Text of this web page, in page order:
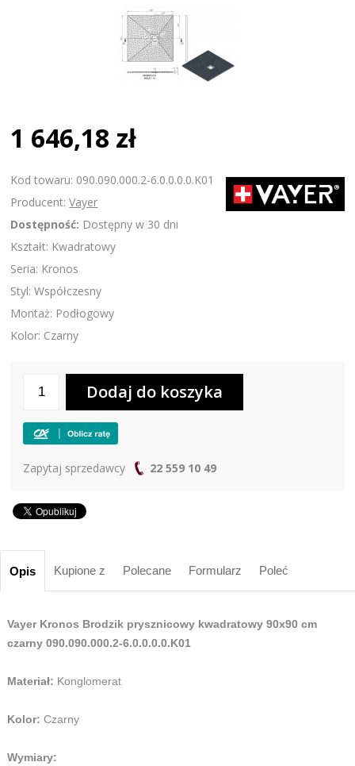
1 646,18 zł
Kod towaru: 090.090.000.2-6.0.0.0.0.K01
Producent:Vayer
Dostępność: Dostępny w 30 dni
Kształt: Kwadratowy
Seria: Kronos
Styl: Współczesny
Montaż: Podłogowy
Kolor: Czarny
Zapytaj sprzedawcy 22 559 10 49
Opis Kupione z Polecane Formularz Poleć
Vayer Kronos Brodzik prysznicowy kwadratowy 90x90 cm
czarny 090.090.000.2-6.0.0.0.0.K01
Materiał: Konglomerat
Kolor: Czarny
Wymiary: